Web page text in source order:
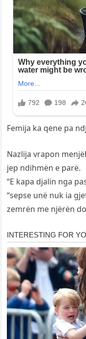
Femija ka qene pa
Nazlija vrapon
jep ndihmën e parë.
“E kapa djalin nga
“sepse unë nuk ia
zemrën me njërën